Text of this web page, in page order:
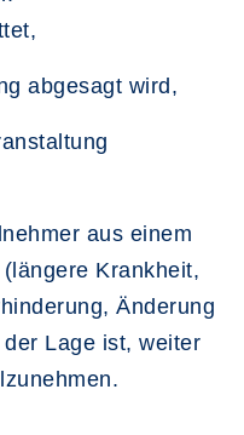
abgesagt wird,
aus einem
Krankheit,
Änderung
Lage ist, weiter